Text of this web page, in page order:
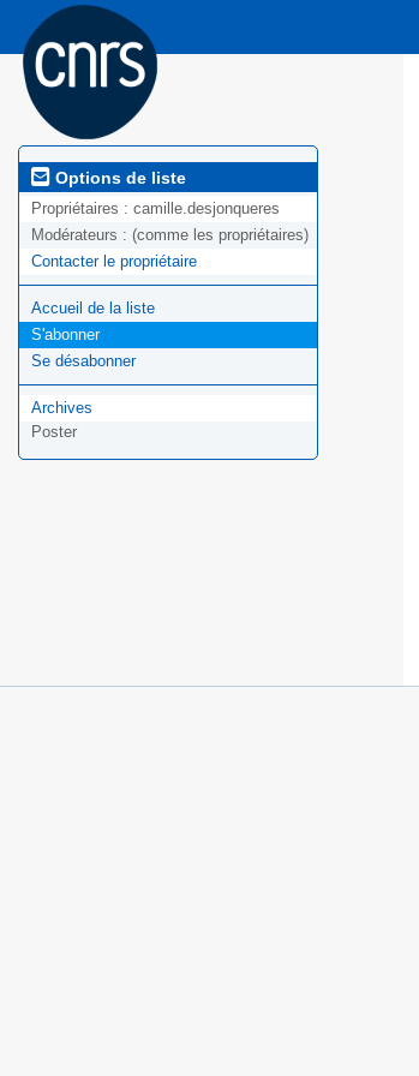
Options de liste
Propriétaires : camille.desjonqueres
Modérateurs : (comme les propriétaires)
Contacter le propriétaire
Accueil de la liste
S'abonner
Se désabonner
Archives
Poster